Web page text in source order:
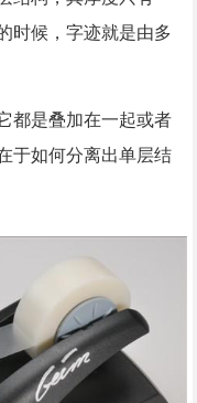
时候，字迹就是由多
是叠加在一起或者
于如何分离出单层结